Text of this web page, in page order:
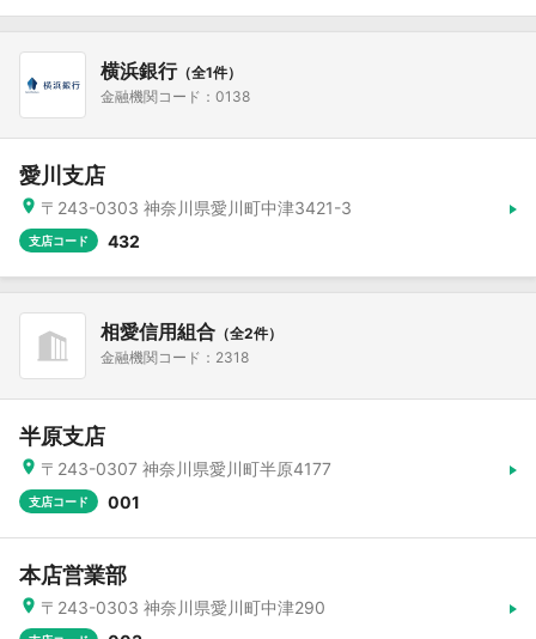
横浜銀行（全1件）
金融機関コード：0138
愛川支店
〒243-0303 神奈川県愛川町中津3421-3
支店コード 432
相愛信用組合 （全2件）
金融機関コード：2318
半原支店
〒243-0307 神奈川県愛川町半原4177
支店コード 001
本店営業部
〒243-0303 神奈川県愛川町中津290